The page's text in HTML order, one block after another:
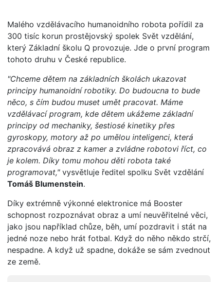
Malého vzdělávacího humanoidního robota pořídil za
300 tisíc korun prostějovský spolek Svět vzdělání,
který Základní školu Q provozuje. Jde o první program
tohoto druhu v České republice.
"Chceme dětem na základních školách ukazovat
principy humanoidní robotiky. Do budoucna to bude
něco, s čím budou muset umět pracovat. Máme
vzdělávací program, kde dětem ukážeme základní
principy od mechaniky, šestiosé kinetiky přes
gyroskopy, motory až po umělou inteligenci, která
zpracovává obraz z kamer a zvládne robotovi říct, co
je kolem. Díky tomu mohou děti robota také
programovat,"vysvětluje ředitel spolku Svět vzdělání
Tomáš Blumenstein.
Díky extrémně výkonné elektronice má Booster
schopnost rozpoznávat obraz a umí neuvěřitelné věci,
jako jsou například chůze, běh, umí pozdravit i stát na
jedné noze nebo hrát fotbal. Když do něho někdo strčí,
nespadne. A když už spadne, dokáže se sám zvednout
ze země.